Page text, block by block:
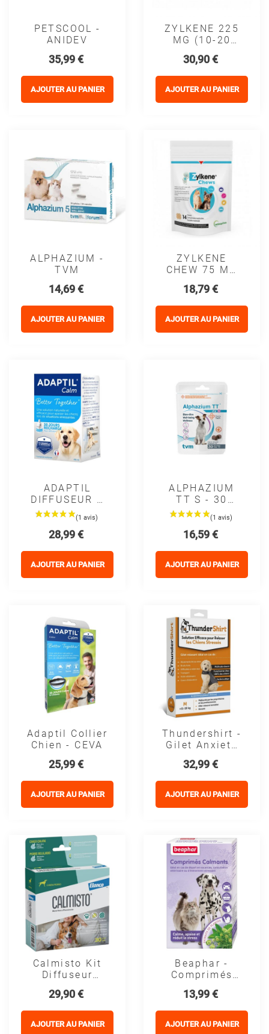
PETSCOOL -
ANIDEV
Prix
35,99 €
AJOUTER AU PANIER
ZYLKENE 225
MG (10-20
VETOQUINOL
Prix
30,90 €
AJOUTER AU PANIER
ALPHAZIUM -
TVM
Prix
14,69 €
AJOUTER AU PANIER
ZYLKENE
CHEW 75 MG
VETOQUINOL
Prix
18,79 €
AJOUTER AU PANIER
ADAPTIL
DIFFUSEUR +
RECHARGE -
CEVA
Prix
28,99 €
AJOUTER AU PANIER
ALPHAZIUM
TT S - 30
Bouchées -
TVM
Prix
16,59 €
AJOUTER AU PANIER
Adaptil Collier
Chien - CEVA
Prix
25,99 €
AJOUTER AU PANIER
Thundershirt -
Gilet Anxiete
Prix
32,99 €
AJOUTER AU PANIER
Calmisto Kit
Diffuseur
Chien -
Apaisement
Naturel
Prix
29,90 €
AJOUTER AU PANIER
Beaphar -
Comprimés
Prix
13,99 €
AJOUTER AU PANIER